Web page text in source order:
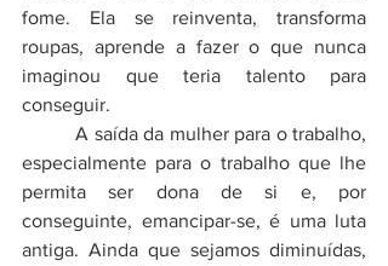
fome. Ela se reinventa, transforma
roupas, aprende a fazer o que nunca
imaginou que teria talento para
conseguir.
          A saída da mulher para o trabalho,
especialmente para o trabalho que lhe
permita ser dona de si e, por
conseguinte, emancipar-se, é uma luta
antiga. Ainda que sejamos diminuídas,